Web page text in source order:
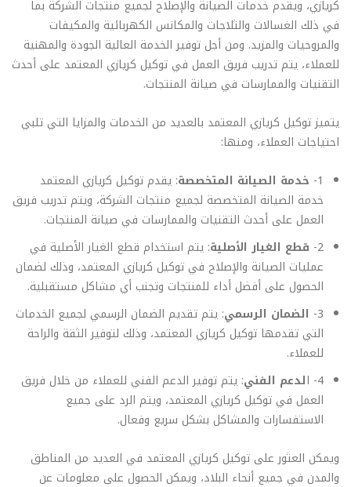
كريازي، ويقدم خدمات الصيانة والإصلاح لجميع منتجات الشركة بما
في ذلك الغسالات والثلاجات والمكانس الكهربائية والمكيفات
والمروحيات والمزيد. ومن أجل توفير الخدمة العالية الجودة والمهنية
للعملاء، يتم تدريب فريق العمل في توكيل كريازي المعتمد على أحدث
التقنيات والممارسات في صيانة المنتجات.
يتميز توكيل كريازي المعتمد بالعديد من الخدمات والمزايا التي تلبي
احتياجات العملاء، ومنها:
1- خدمة الصيانة المتخصصة: يقدم توكيل كريازي المعتمد
خدمة الصيانة المتخصصة لجميع منتجات الشركة، ويتم تدريب فريق
العمل على أحدث التقنيات والممارسات في صيانة المنتجات.
2- قطع الغيار الأصلية: يتم استخدام قطع الغيار الأصلية في
عمليات الصيانة والإصلاح في توكيل كريازي المعتمد، وذلك لضمان
الحصول على أفضل أداء للمنتجات وتجنب أي مشاكل مستقبلية.
3- الضمان الرسمي: يتم تقديم الضمان الرسمي لجميع الخدمات
التي تقدمها توكيل كريازي المعتمد، وذلك لتوفير الثقة والراحة
للعملاء.
4- ا
لدعم الفني: يتم توفير الدعم الفني للعملاء من خلال فريق
العمل في توكيل كريازي المعتمد، ويتم الرد على جميع
الاستفسارات والمشاكل بشكل سريع وفعال.
ويمكن العثور على توكيل كريازي المعتمد في العديد من المناطق
والمدن في جميع أنحاء البلاد، ويمكن الحصول على معلومات عن